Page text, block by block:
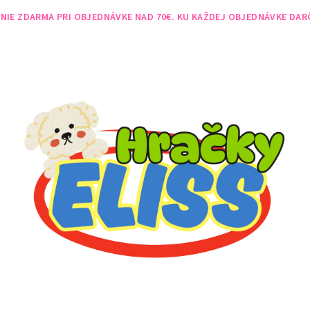
ZDARMA PRI OBJEDNÁVKE NAD 70€. KU KAŽDEJ OBJEDNÁVKE